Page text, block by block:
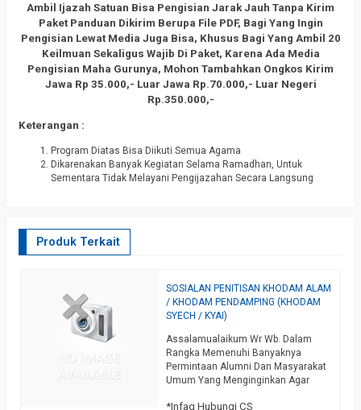
Ambil Ijazah Satuan Bisa Pengisian Jarak Jauh Tanpa Kirim
Paket Panduan Dikirim Berupa File PDF, Bagi Yang Ingin
Pengisian Lewat Media Juga Bisa, Khusus Bagi Yang Ambil 20
Keilmuan Sekaligus Wajib Di Paket, Karena Ada Media
Pengisian Maha Gurunya, Mohon Tambahkan Ongkos Kirim
Jawa Rp 35.000,- Luar Jawa Rp.70.000,- Luar Negeri
Rp.350.000,-
Keterangan :
Program Diatas Bisa Diikuti Semua Agama
Dikarenakan Banyak Kegiatan Selama Ramadhan, Untuk
Sementara Tidak Melayani Pengijazahan Secara Langsung
Produk Terkait
SOSIALAN PENITISAN KHODAM ALAM
/ KHODAM PENDAMPING (KHODAM
SYECH / KYAI)
Assalamualaikum Wr Wb. Dalam
Rangka Memenuhi Banyaknya
Permintaan Alumni Dan Masyarakat
Umum Yang Menginginkan Agar
Penitisan Khodam Pendamping,
*Infaq Hubungi CS